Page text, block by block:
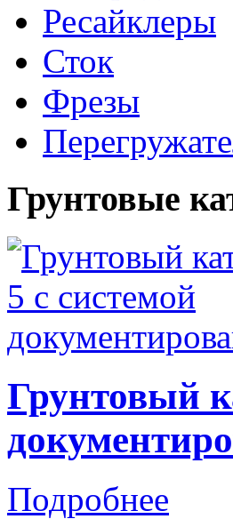
Ресайклеры
Сток
Фрезы
Грунтовые
Грунтовый
Подробнее